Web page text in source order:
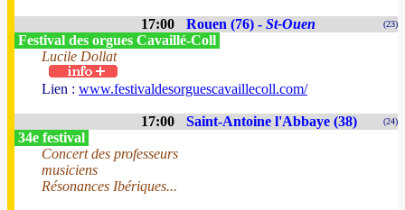
17:00 Rouen (76) - St-Ouen (23)
Festival des orgues Cavaillé-Coll
Lucile Dollat
Lien : www.festivaldesorguescavaillecoll.com/
17:00 Saint-Antoine l'Abbaye (38) (24)
34e festival
Concert des professeurs
musiciens
Résonances Ibériques...